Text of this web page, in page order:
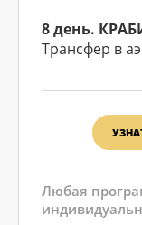
8 день.
Трансфер в
Любая